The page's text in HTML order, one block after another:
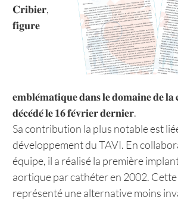
𝐂𝐫𝐢𝐛𝐢𝐞𝐫,
𝐟𝐢𝐠𝐮𝐫𝐞
𝐞𝐦𝐛𝐥𝐞́𝐦𝐚𝐭𝐢𝐪𝐮𝐞 𝐝𝐚𝐧𝐬 𝐥𝐞 𝐝𝐨𝐦𝐚𝐢𝐧𝐞 𝐝𝐞 𝐥𝐚
𝐝𝐞́𝐜𝐞́𝐝𝐞́ 𝐥𝐞 𝟏𝟔 𝐟𝐞́𝐯𝐫𝐢𝐞𝐫 𝐝𝐞𝐫𝐧𝐢𝐞𝐫.
Sa contribution la plus notable est
développement du TAVI. En
équipe, il a réalisé la première
aortique par cathéter en 2002. Cette
représenté une alternative moins